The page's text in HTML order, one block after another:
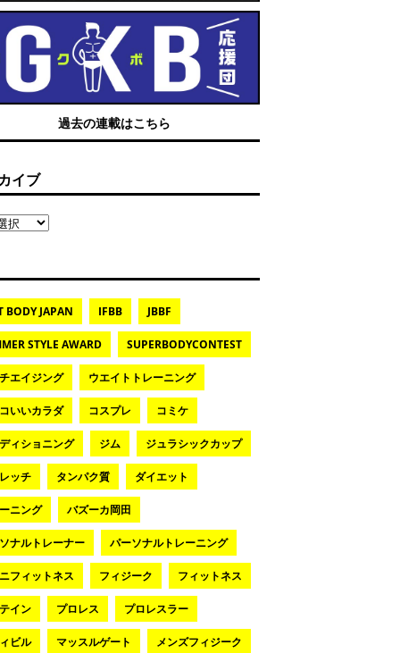
過去の連載はこちら
イブ
BODY JAPAN IFBB JBBF
STYLE AWARD SUPERBODYCONTEST
エイジング ウエイトトレーニング
いいカラダ コスプレ コミケ
ィショニング ジム ジュラシックカップ
ッチ タンパク質 ダイエット
ニング バズーカ岡田
ナルトレーナー パーソナルトレーニング
フィットネス フィジーク フィットネス
イン プロレス プロレスラー
ビル マッスルゲート メンズフィジーク